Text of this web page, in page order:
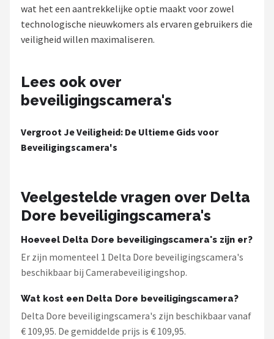
Reolink
EZVIZ
TP-Link
Foscam
Smartwares
ieGeek
Alle merken →
wat het een aantrekkelijke optie maakt voor zowel
technologische nieuwkomers als ervaren gebruikers die
veiligheid willen maximaliseren.
Lees ook over
beveiligingscamera's
Vergroot Je Veiligheid: De Ultieme Gids voor
Beveiligingscamera's
Veelgestelde vragen over Delta
Dore beveiligingscamera's
Hoeveel Delta Dore beveiligingscamera's zijn er?
Er zijn momenteel 1 Delta Dore beveiligingscamera's
beschikbaar bij Camerabeveiligingshop.
Wat kost een Delta Dore beveiligingscamera?
Delta Dore beveiligingscamera's zijn beschikbaar vanaf
€ 109,95. De gemiddelde prijs is € 109,95.